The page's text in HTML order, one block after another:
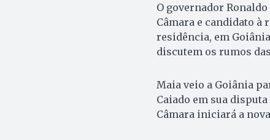
O governador Ronaldo
Câmara e candidato à
residência, em
discutem os rumos
Maia veio a Goiânia
Caiado em sua
Câmara iniciará a